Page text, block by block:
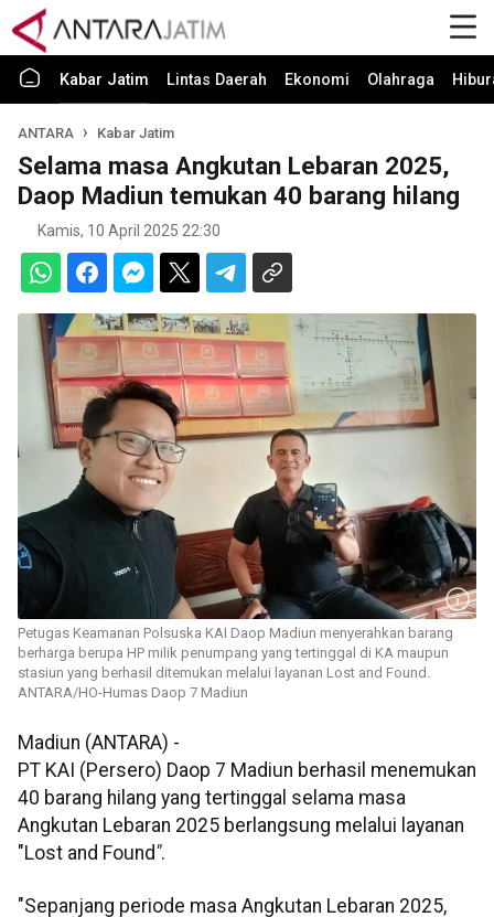
Kabar Jatim Lintas Daerah Ekonomi Olahraga
ANTARA Kabar Jatim
Selama masa Angkutan Lebaran 2025,
Daop Madiun temukan 40 barang hilang
Kamis, 10 April 2025 22:30
Petugas Keamanan Polsuska KAI Daop Madiun menyerahkan barang
berharga berupa HP milik penumpang yang tertinggal di KA maupun
stasiun yang berhasil ditemukan melalui layanan Lost and Found.
ANTARA/HO-Humas Daop 7 Madiun
Madiun (ANTARA) -
PT KAI (Persero) Daop 7 Madiun berhasil menemukan
40 barang hilang yang tertinggal selama masa
Angkutan Lebaran 2025 berlangsung melalui layanan
"Lost and Found".
"Sepanjang periode masa Angkutan Lebaran 2025,